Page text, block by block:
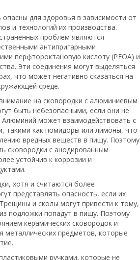
для здоровья в зависимости от
и технологий их производства.
проблем являются
антипригарными
перфтороктановую кислоту (PFOA) и
Эти соединения могут выделяться
что может негативно сказаться на
среде.
на сковородки с алюминиевым
быть небезопасными, если они не
может взаимодействовать с
такими как помидоры или лимоны, что
вредных веществ в пищу. Поэтому
сковородки с анодированным
устойчив к коррозии и
хотя и считаются более
представлять опасность, если их
и сколы могут привести к тому,
подложки попадут в пищу. Поэтому
керамических сковородок и
металлических предметов, которые
ручками, которые не